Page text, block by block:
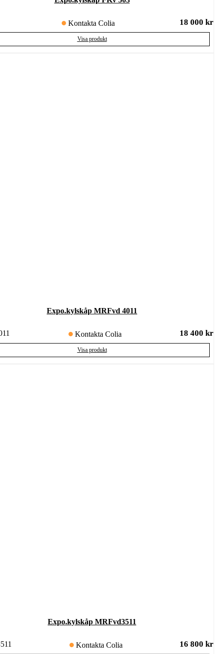
Kontakta Colia 18 000 kr
Visa produkt
Expo.kylskåp MRFvd 4011
Kontakta Colia 18 400 kr
Visa produkt
Expo.kylskåp MRFvd3511
Kontakta Colia 16 800 kr